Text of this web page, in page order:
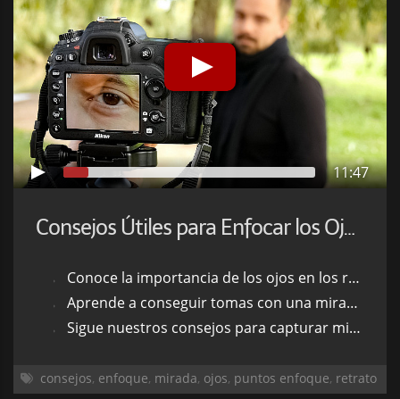
11:47
Consejos Útiles para Enfocar los Ojos en un Retrato
Conoce la importancia de los ojos en los retratos
Aprende a conseguir tomas con una mirada más nítida
Sigue nuestros consejos para capturar miradas perfectas
consejos, enfoque, mirada, ojos, puntos enfoque, retrato